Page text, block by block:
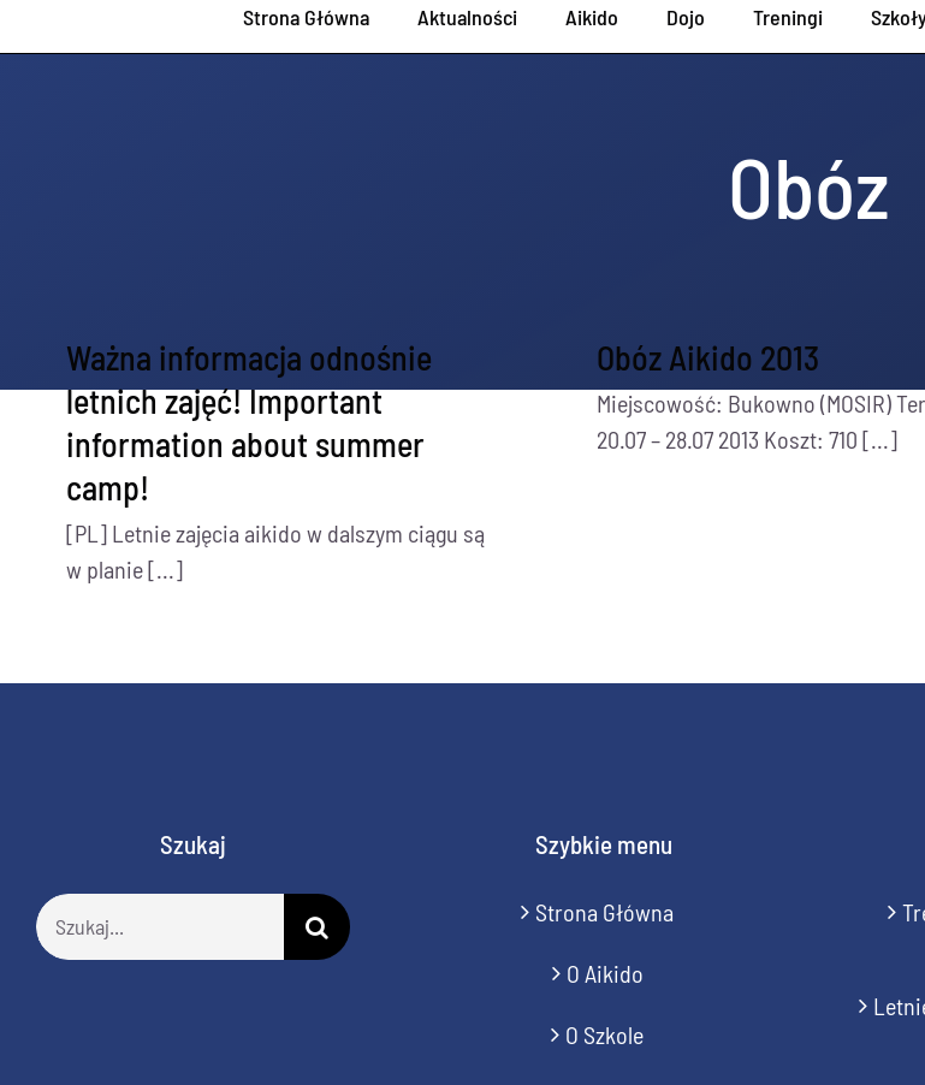
Strona Główna Aktualności Aikido Dojo Treningi
Obóz
Ważna informacja odnośnie
letnich zajęć! Important
information about summer
camp!
[PL] Letnie zajęcia aikido w dalszym ciągu są
w planie [...]
Obóz Aikido 2013
Miejscowość: Bukowno (MOSIR)
20.07 – 28.07 2013 Koszt: 710 [...]
Szukaj
Szukaj
Szybkie menu
Strona Główna
O Aikido
O Szkole